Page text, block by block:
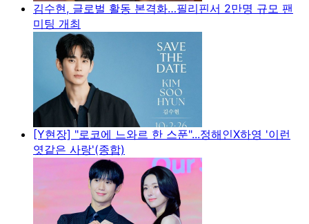
김수현, 글로벌 활동 본격화…필리핀서 2만명 규모 팬
미팅 개최
[Y현장] "로코에 느와르 한 스푼"...정해인X하영 '이런
엿같은 사랑'(종합)